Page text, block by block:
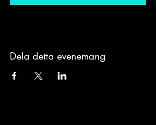
Dela detta evenemang